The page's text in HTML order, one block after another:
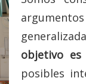
objetivo
posibles